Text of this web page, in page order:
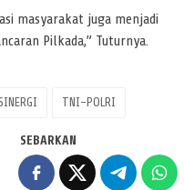
masyarakat juga menjadi
Pilkada,” Tuturnya.
TNI-POLRI
SEBARKAN